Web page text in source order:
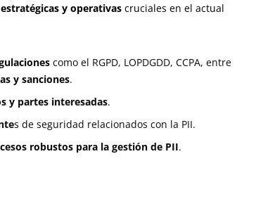
y operativascruciales en el actual
como el RGPD, LOPDGDD, CCPA, entre
y sanciones.
y partes interesadas.
s de seguridad relacionados con la PII.
robustos para la gestión de PII.